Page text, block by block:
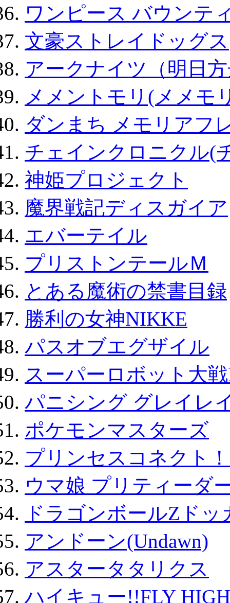
ワンピース バウンテ
文豪ストレイドッグス
アークナイツ（明日
メメントモリ(メメモ
ダンまち メモリアフ
チェインクロニクル(
神姫プロジェクト
魔界戦記ディスガイア
エバーテイル
プリストンテールＭ
とある魔術の禁書目録
勝利の女神NIKKE
パスオブエグザイル
スーパーロボット大
パニシング グレイレ
ポケモンマスターズ
プリンセスコネクト
ウマ娘 プリティーダ
ドラゴンボールZド
アンドーン(Undawn)
アスタータタリクス
ハイキュー!!FLY HIGH